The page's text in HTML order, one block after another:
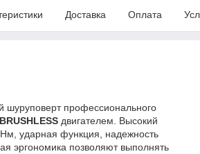
Доставка Оплата
шуруповерт профессионального
BRUSHLESS двигателем. Высокий
ударная функция, надежность
эргономика позволяют выполнять